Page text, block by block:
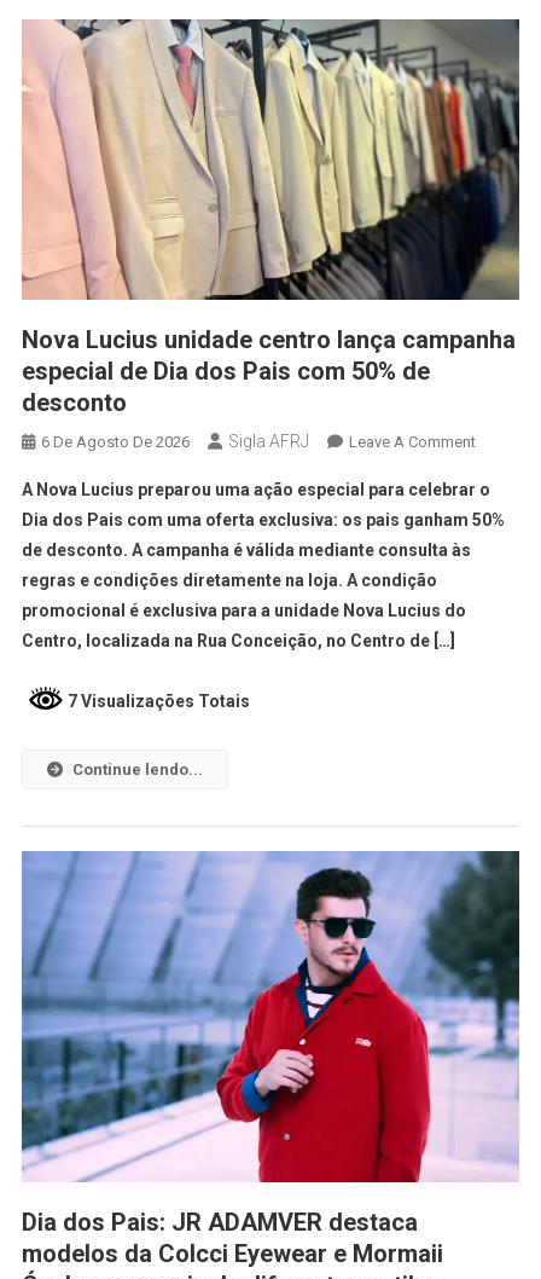
Nova Lucius unidade centro lança campanha
especial de Dia dos Pais com 50% de
desconto
6 De Agosto De 2026 Sigla AFRJ Leave A Comment
A Nova Lucius preparou uma ação especial para celebrar o
Dia dos Pais com uma oferta exclusiva: os pais ganham 50%
de desconto. A campanha é válida mediante consulta às
regras e condições diretamente na loja. A condição
promocional é exclusiva para a unidade Nova Lucius do
Centro, localizada na Rua Conceição, no Centro de […]
7 Visualizações Totais
Continue lendo...
Dia dos Pais: JR ADAMVER destaca
modelos da Colcci Eyewear e Mormaii